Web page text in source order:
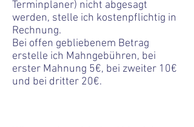
Terminplaner) nicht abgesagt
werden, stelle ich kostenpflichtig in
Rechnung.
Bei offen gebliebenem Betrag
erstelle ich Mahngebühren, bei
erster Mahnung 5€, bei zweiter 10€
und bei dritter 20€.